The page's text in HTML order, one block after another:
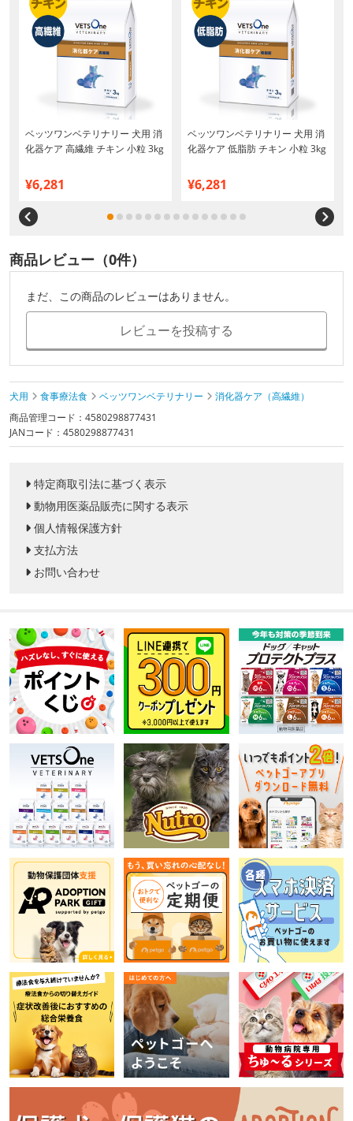
ベッツワンベテリナリー 犬用 消
化器ケア 高繊維 チキン 小粒 3kg
¥6,281
ベッツワンベテリナリー 犬用 消
化器ケア 低脂肪 チキン 小粒 3kg
¥6,281
商品レビュー（0件）
まだ、この商品のレビューはありません。
レビューを投稿する
犬用 食事療法食 ベッツワンベテリナリー
消化器ケア（高繊維）
商品管理コード：4580298877431
JANコード：4580298877431
特定商取引法に基づく表示
動物用医薬品販売に関する表示
個人情報保護方針
支払方法
お問い合わせ